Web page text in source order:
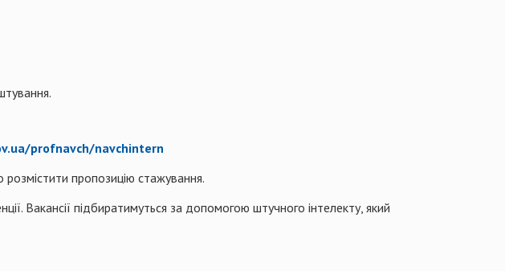
profnavch/navchintern
розмістити пропозицію стажування.
Вакансії підбиратимуться за допомогою штучного інтелекту, який